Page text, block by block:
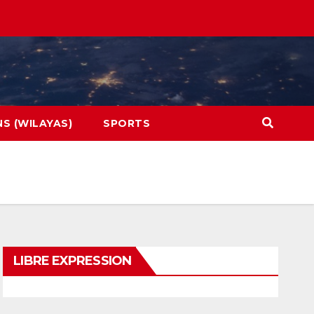
(WILAYAS) SPORTS
LIBRE EXPRESSION